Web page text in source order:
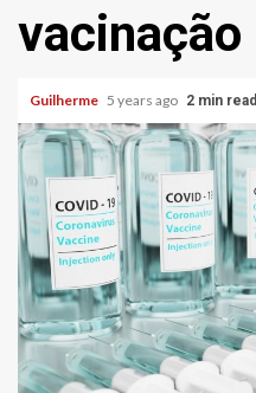
vacinação
Guilherme 5 years ago 2 min read